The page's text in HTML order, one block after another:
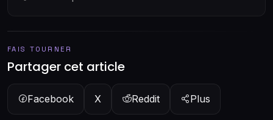
FAIS TOURNER
Partager cet article
Facebook X Reddit Plus